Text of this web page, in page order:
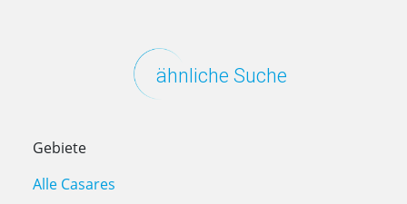
ähnliche Suche
Gebiete
Alle Casares